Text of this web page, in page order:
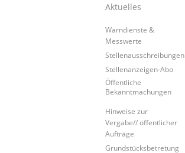
Aktuelles
Warndienste &
Messwerte
Stellenausschreibungen
Stellenanzeigen-Abo
Öffentliche
Bekanntmachungen
Hinweise zur
Vergabe// öffentlicher
Aufträge
Grundstücksbetretung